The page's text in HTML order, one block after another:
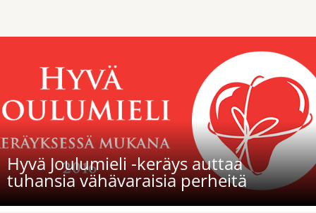
Hyvä Joulumieli -keräys auttaa
tuhansia vähävaraisia perheitä